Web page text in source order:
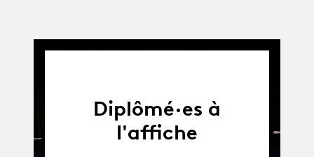
Diplômé·es à
l'affiche